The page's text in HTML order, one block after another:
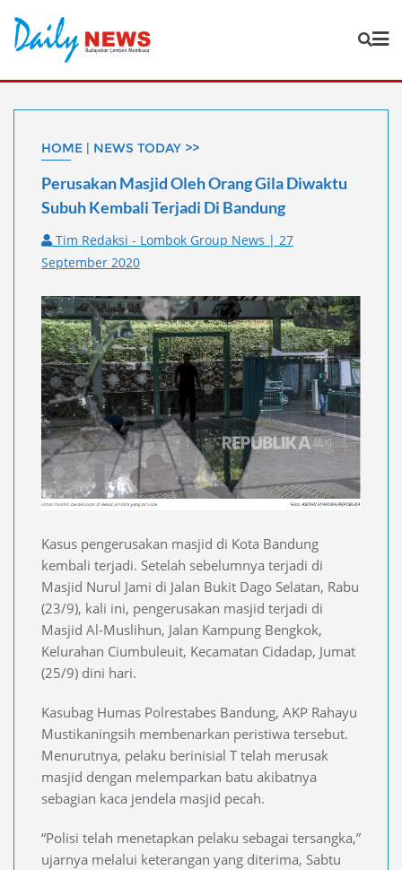
content
HOME | NEWS TODAY >>
Perusakan Masjid Oleh Orang Gila Diwaktu
Subuh Kembali Terjadi Di Bandung
Tim Redaksi - Lombok Group News | 27
September 2020
Kasus pengerusakan masjid di Kota Bandung
kembali terjadi. Setelah sebelumnya terjadi di
Masjid Nurul Jami di Jalan Bukit Dago Selatan, Rabu
(23/9), kali ini, pengerusakan masjid terjadi di
Masjid Al-Muslihun, Jalan Kampung Bengkok,
Kelurahan Ciumbuleuit, Kecamatan Cidadap, Jumat
(25/9) dini hari.
Kasubag Humas Polrestabes Bandung, AKP Rahayu
Mustikaningsih membenarkan peristiwa tersebut.
Menurutnya, pelaku berinisial T telah merusak
masjid dengan melemparkan batu akibatnya
sebagian kaca jendela masjid pecah.
“Polisi telah menetapkan pelaku sebagai tersangka,”
ujarnya melalui keterangan yang diterima, Sabtu